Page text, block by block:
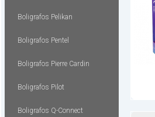
Boligrafos Pelikan
Boligrafos Pentel
Boligrafos Pierre Cardin
Boligrafos Pilot
Boligrafos Q-Connect